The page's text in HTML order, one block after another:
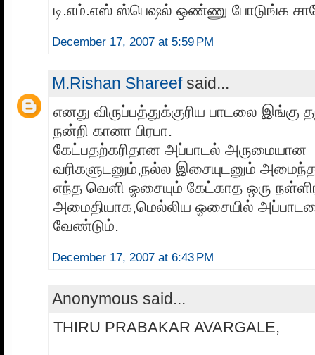
டி.எம்.எஸ் ஸ்பெஷல் ஒண்ணு போடுங்க
December 17, 2007 at 5:59 PM
M.Rishan Shareefsaid...
எனது விருப்பத்துக்குரிய பாடலை இங்கு
நன்றி கானா பிரபா.
கேட்பதற்கரிதான அப்பாடல் அருமையான
வரிகளுடனும்,நல்ல இசையுடனும்
எந்த வெளி ஓசையும் கேட்காத ஒரு
அமைதியாக,மெல்லிய ஓசையில்
வேண்டும்.
December 17, 2007 at 6:43 PM
Anonymous said...
THIRU PRABAKAR AVARGALE,